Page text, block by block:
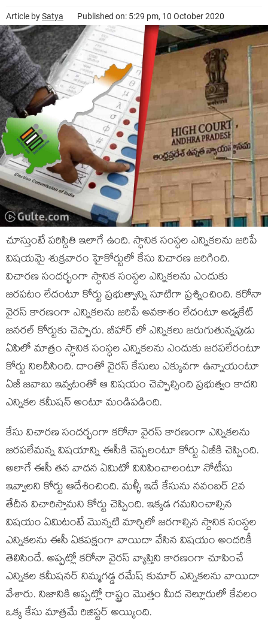
Article bySatya Published on: 5:29 pm, 10 October 2020
చూస్తుంటే పరిస్దితి ఇలాగే ఉంది. స్ధానిక సంస్ధల ఎన్నికలను జరిపే
విషయమై శుక్రవారం హైకోర్టులో కేసు విచారణ జరిగింది.
విచారణ సందర్భంగా స్ధానిక సంస్ధల ఎన్నికలను ఎందుకు
జరపటం లేదంటూ కోర్టు ప్రభుత్వాన్ని సూటిగా ప్రశ్నించింది. కరోనా
వైరస్ కారణంగా ఎన్నికలను జరిపే అవకాశం లేదంటూ అడ్వకేట్
జనరల్ కోర్టుకు చెప్పారు. బీహార్ లో ఎన్నికలు జరుగుతున్నపుడు
ఏపిలో మాత్రం స్ధానిక సంస్ధల ఎన్నికలను ఎందుకు జరపలేరంటూ
కోర్టు నిలదీసింది. దాంతో వైరస్ కేసులు ఎక్కువగా ఉన్నాయంటూ
ఏజీ జవాబు ఇవ్వటంతో ఆ విషయం చెప్పాల్సింది ప్రభుత్వం కాదని
ఎన్నికల కమీషన్ అంటూ మండిపడింది.
కేసు విచారణ సందర్భంగా కరోనా వైరస్ కారణంగా ఎన్నికలను
జరపలేమన్న విషయాన్ని ఈసీకి చెప్పలంటూ కోర్టు ఏజీకి చెప్పింది.
అలాగే ఈసీ తన వాదన ఏమిటో వినిపించాలంటూ నోటీసు
ఇవ్వాలని కోర్టు ఆదేశించింది. మళ్ళీ ఇదే కేసును నవంబర్ 2వ
తేదీన విచారిస్తామని కోర్టు చెప్పింది. ఇక్కడ గమనించాల్సిన
విషయం ఏమిటంటే మొన్నటి మార్చిలో జరగాల్సిన స్దానిక సంస్ధల
ఎన్నికలను ఈసీ ఏకపక్షంగా వాయిదా వేసిన విషయం అందరికీ
తెలిసిందే. అప్పట్లో కరోనా వైరస్ వ్యాప్తిని కారణంగా చూపించే
ఎన్నికల కమీషనర్ నిమ్మగడ్డ రమేష్ కుమార్ ఎన్నికలను వాయిదా
వేశారు. నిజానికి అప్పట్లో రాష్ట్రం మొత్తం మీద నెల్లూరులో కేవలం
ఒక్క కేసు మాత్రమే రిజిస్టర్ అయ్యింది.